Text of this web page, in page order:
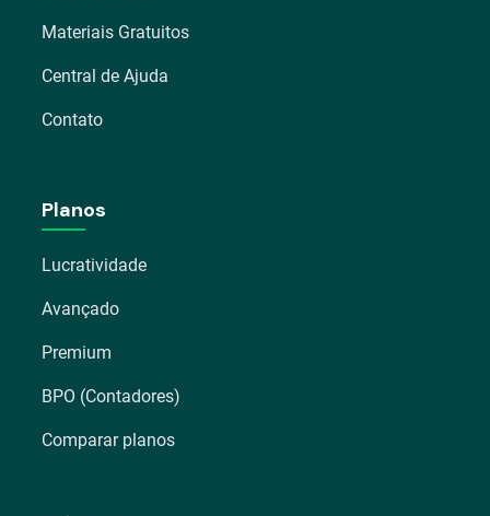
Materiais Gratuitos
Central de Ajuda
Contato
Planos
Lucratividade
Avançado
Premium
BPO (Contadores)
Comparar planos